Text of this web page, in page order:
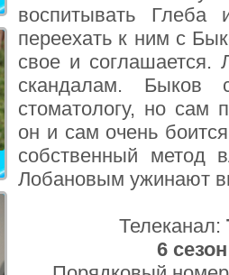
воспитывать
переехать к ним с
свое и соглашается.
скандалам.
стоматологу, но сам
он и сам очень
собственный метод
Лобановым ужинают
Телеканал:
6 сезон